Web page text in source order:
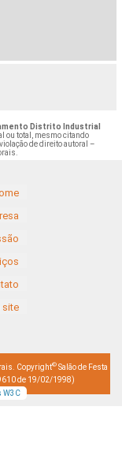
Distrito Industrial
ou total, mesmo citando
de direito autoral –
site
Copyright© Salão de Festa
de 19/02/1998)